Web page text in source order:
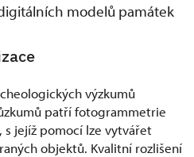
modelů památek
výzkumů
patří fotogrammetrie
jejíž pomocí lze vytvářet
objektů. Kvalitní rozlišení